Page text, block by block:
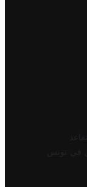
في تونس